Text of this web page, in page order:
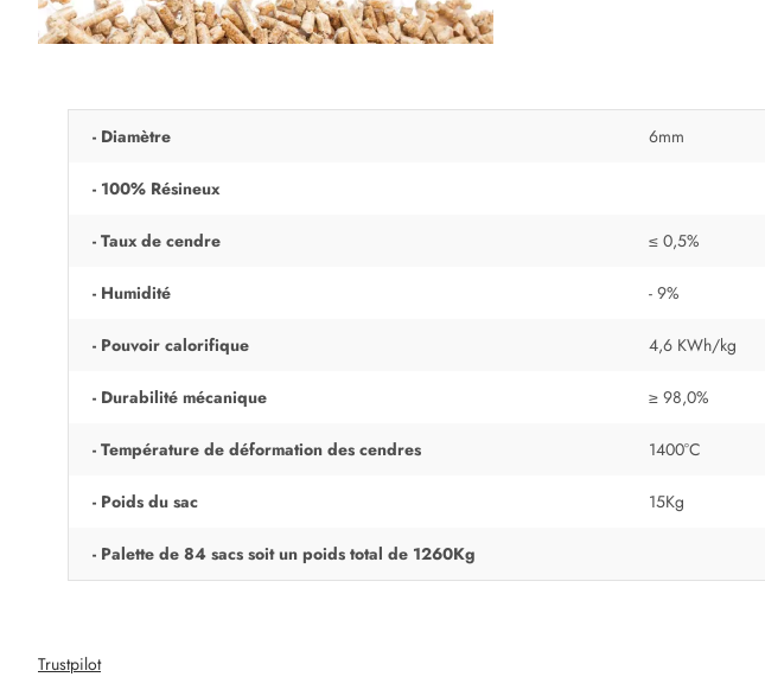
- Diamètre 6mm
- 100% Résineux
- Taux de cendre ≤ 0,5%
- Humidité - 9%
- Pouvoir calorifique 4,6 KWh/kg
- Durabilité mécanique ≥ 98,0%
- Température de déformation des cendres 1400°C
- Poids du sac 15Kg
- Palette de 84 sacs soit un poids total de 1260Kg
Trustpilot